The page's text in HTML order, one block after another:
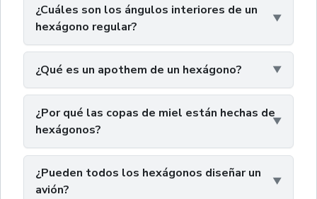
¿Cuáles son los ángulos interiores de un
hexágono regular?
¿Qué es un apothem de un hexágono?
¿Por qué las copas de miel están hechas de
hexágonos?
¿Pueden todos los hexágonos diseñar un
avión?